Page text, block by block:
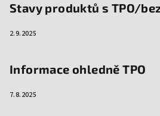
Stavy produktů s TPO/
2.9.2025
Informace ohledně TPO
7.8.2025